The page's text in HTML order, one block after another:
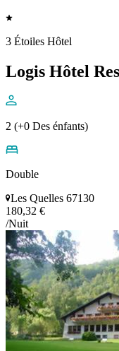
3 Étoiles Hôtel
Logis Hôtel
2 (+0 Des énfants)
Double
Les Quelles 67130
180,32 €
/Nuit